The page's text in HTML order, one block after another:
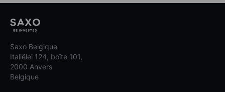
Saxo Belgique
Italiëlei 124, boîte 101,
2000 Anvers
Belgique